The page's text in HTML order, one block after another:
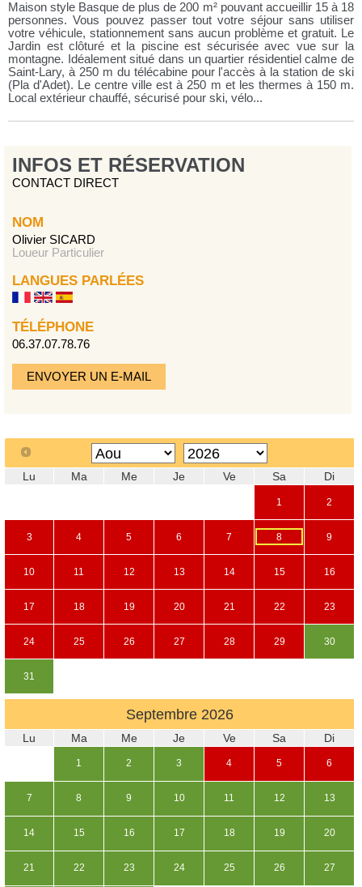
Maison style Basque de plus de 200 m² pouvant accueillir 15 à 18
personnes. Vous pouvez passer tout votre séjour sans utiliser
votre véhicule, stationnement sans aucun problème et gratuit. Le
Jardin est clôturé et la piscine est sécurisée avec vue sur la
montagne. Idéalement situé dans un quartier résidentiel calme de
Saint-Lary, à 250 m du télécabine pour l'accès à la station de ski
(Pla d'Adet). Le centre ville est à 250 m et les thermes à 150 m.
Local extérieur chauffé, sécurisé pour ski, vélo...
INFOS ET RÉSERVATION
CONTACT DIRECT
NOM
Olivier SICARD
Loueur Particulier
LANGUES PARLÉES
TÉLÉPHONE
06.37.07.78.76
ENVOYER UN E-MAIL
Lu Ma Me Je Ve Sa Di
1 2
3 4 5 6 7 8 9
10 11 12 13 14 15 16
17 18 19 20 21 22 23
24 25 26 27 28 29 30
31
Septembre 2026
Lu Ma Me Je Ve Sa Di
1 2 3 4 5 6
7 8 9 10 11 12 13
14 15 16 17 18 19 20
21 22 23 24 25 26 27